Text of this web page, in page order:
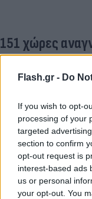
Flash.gr - Do
If you wish to opt-
processing of your
targeted
section to confirm
opt-out request is
interest-based ads
us or personal
your opt-out. You
151 χώρες
Παλαιστίνης
Ηπείρουέχουν
κράτος της
ανακοινώσεις
του ΟΗΕ η
η Μάλτα, έπειτα
στη Λωρίδα της